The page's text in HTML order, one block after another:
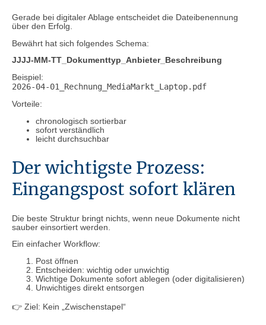
Gerade bei digitaler Ablage entscheidet die Dateibenennung
über den Erfolg.
Bewährt hat sich folgendes Schema:
JJJJ-MM-TT_Dokumenttyp_Anbieter_Beschreibung
Beispiel:
2026-04-01_Rechnung_MediaMarkt_Laptop.pdf
Vorteile:
chronologisch sortierbar
sofort verständlich
leicht durchsuchbar
Der wichtigste Prozess:
Eingangspost sofort klären
Die beste Struktur bringt nichts, wenn neue Dokumente nicht
sauber einsortiert werden.
Ein einfacher Workflow:
Post öffnen
Entscheiden: wichtig oder unwichtig
Wichtige Dokumente sofort ablegen (oder digitalisieren)
Unwichtiges direkt entsorgen
👉 Ziel: Kein „Zwischenstapel“